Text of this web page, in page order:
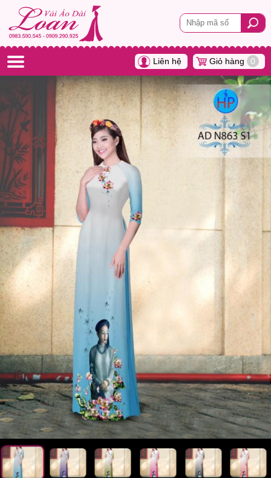
Liên hệ Giỏ hàng 0